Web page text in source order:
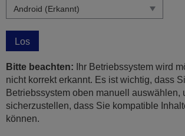
Los
Bitte beachten: Ihr Betriebssystem wird
nicht korrekt erkannt. Es ist wichtig, dass
Betriebssystem oben manuell auswählen,
sicherzustellen, dass Sie kompatible
können.